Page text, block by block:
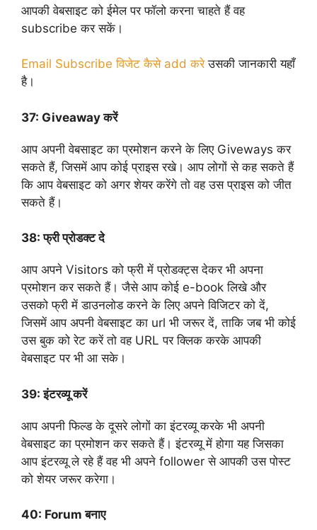
आपकी वेबसाइट को ईमेल पर फॉलो करना चाहते हैं वह
subscribe कर सकें।
Email Subscribe विजेट कैसे add करेउसकी जानकारी यहाँ
है।
37: Giveaway करें
आप अपनी वेबसाइट का प्रमोशन करने के लिए Giveways कर
सकते हैं, जिसमें आप कोई प्राइस रखे। आप लोगों से कह सकते हैं
कि आप वेबसाइट को अगर शेयर करेंगे तो वह उस प्राइस को जीत
सकते हैं।
38: फ्री प्रोडक्ट दे
आप अपने Visitors को फ्री में प्रोडक्ट्स देकर भी अपना
प्रमोशन कर सकते हैं। जैसे आप कोई e-book लिखे और
उसको फ्री में डाउनलोड करने के लिए अपने विजिटर को दें,
जिसमें आप अपनी वेबसाइट का url भी जरूर दें, ताकि जब भी कोई
उस बुक को रेट करें तो वह URL पर क्लिक करके आपकी
वेबसाइट पर भी आ सके।
39: इंटरव्यू करें
आप अपनी फिल्ड के दूसरे लोगों का इंटरव्यू करके भी अपनी
वेबसाइट का प्रमोशन कर सकते हैं। इंटरव्यू में होगा यह जिसका
आप इंटरव्यू ले रहे हैं वह भी अपने follower से आपकी उस पोस्ट
को शेयर जरूर करेगा।
40: Forum बनाए